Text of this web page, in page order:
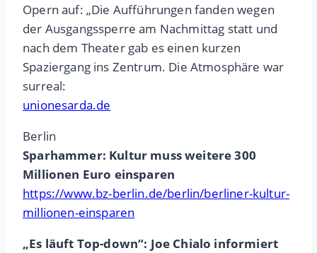
Opern auf: „Die Aufführungen fanden wegen
der Ausgangssperre am Nachmittag statt und
nach dem Theater gab es einen kurzen
Spaziergang ins Zentrum. Die Atmosphäre war
surreal:
unionesarda.de
Berlin
Sparhammer: Kultur muss weitere 300
Millionen Euro einsparen
https://www.bz-berlin.de/berlin/berliner-kultur-
millionen-einsparen
„Es läuft Top-down“: Joe Chialo informiert